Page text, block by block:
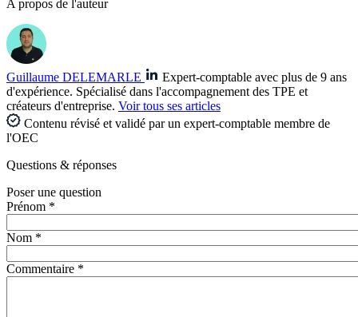
A propos de l'auteur
Guillaume DELEMARLE
Expert-comptable avec plus de 9 ans
d'expérience. Spécialisé dans l'accompagnement des TPE et
créateurs d'entreprise. Voir tous ses articles
Contenu révisé et validé par un expert-comptable membre de
l'OEC
Questions & réponses
Poser une question
Prénom *
Nom *
Commentaire *